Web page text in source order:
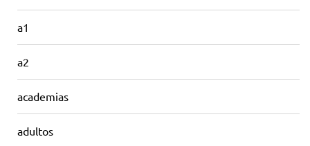
a1
a2
academias
adultos